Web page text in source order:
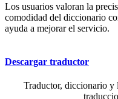
Los usuarios valoran la
comodidad del diccionario
ayuda a mejorar el servicio.
Descargar traductor
Traductor, diccionario y